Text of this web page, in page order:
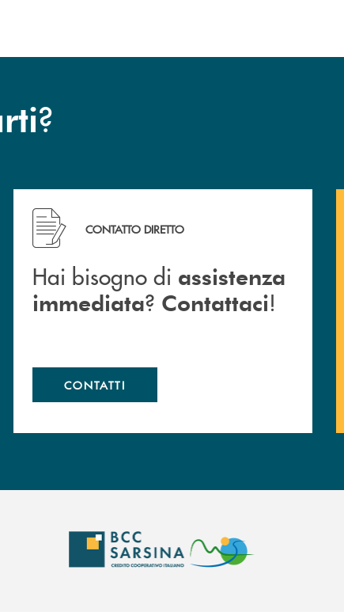
?
Hai bisogno di assistenza immediata ? Contattaci !
CONTATTO DIRETTO
Hai bisogno di assistenza
immediata? Contattaci!
CONTATTI